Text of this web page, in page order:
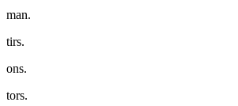
man.
tirs.
ons.
tors.